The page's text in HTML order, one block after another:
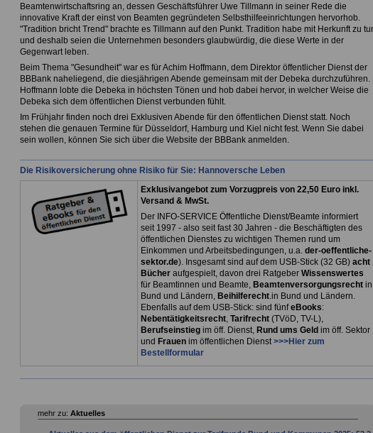
Beamtenwirtschaftsring an, dessen Geschäftsführer Uwe Tillmann in seiner Rede die
innovative Kraft der einst von Beamten gegründeten Selbsthilfeeinrichtungen hervorhob.
"Tradition bricht Trend" brachte es Tillmann auf den Punkt. Tradition habe mit Herkunft zu
und deshalb seien die Unternehmen besonders glaubwürdig, die diese Werte in der
Gegenwart leben.
Beim Thema "Gesundheit" war es für Achim Hoffmann, dem Direktor öffentlicher Dienst der
BBBank naheliegend, die diesjährigen Abende gemeinsam mit der Debeka durchzuführen.
Hoffmann lobte die Debeka in höchsten Tönen und hob dabei hervor, in welcher Weise die
Debeka sich dem öffentlichen Dienst verbunden fühlt.
Im Frühjahr finden noch drei Exklusiven Abende für den öffentlichen Dienst statt. Noch
stehen die genauen Termine für Düsseldorf, Hamburg und Kiel nicht fest. Wenn Sie dabei
sein wollen, können Sie sich über die Website der BBBank anmelden.
Die Risikoversicherung ohne Risiko für Sie: Hannoversche Leben
Exklusivangebot zum Vorzugpreis von 22,50 Euro inkl.
Versand & MwSt.
Der INFO-SERVICE Öffentliche Dienst/Beamte informiert
seit 1997 - also seit fast 30 Jahren - die Beschäftigten des
öffentlichen Dienstes zu wichtigen Themen rund um
Einkommen und Arbeitsbedingungen, u.a. der-oeffentliche-
sektor.de). Insgesamt sind auf dem USB-Stick (32 GB) acht
Bücher aufgespielt, davon drei Ratgeber Wissenswertes
für Beamtinnen und Beamte, Beamtenversorgungsrechtin
Bund und Ländern, Beihilferecht.in Bund und Ländern.
Ebenfalls auf dem USB-Stick: sind fünfeBooks:
Nebentätigkeitsrecht, Tarifrecht(TVöD, TV-L),
Berufseinstiegim öff. Dienst, Rund ums Geld im öff. Sektor
und Frauenim öffentlichen Dienst>>>Hier zum
Bestellformular
mehr zu: Aktuelles